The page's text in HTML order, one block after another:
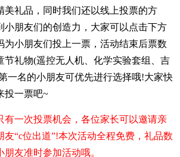
美礼品，同时我们还以线上投票的方
小朋友们的创造力，大家可以点击下方
为小朋友们投上一票，活动结束后票数
节礼物(遥控无人机、化学实验套组、吉
一名的小朋友可优先进行选择哦!大家快
投一票吧~
有一次投票机会，各位家长可以邀请亲
友“c位出道”!本次活动全程免费，礼品数
友准时参加活动哦。